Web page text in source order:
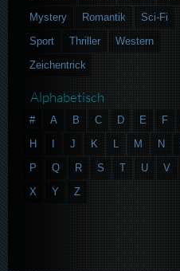
Mystery
Romantik
Sci-Fi
Sport
Thriller
Western
Zeichentrick
Alphabetisch
# A B C D E F
H
J K L M N
P
Q R S T U V
X
Y Z